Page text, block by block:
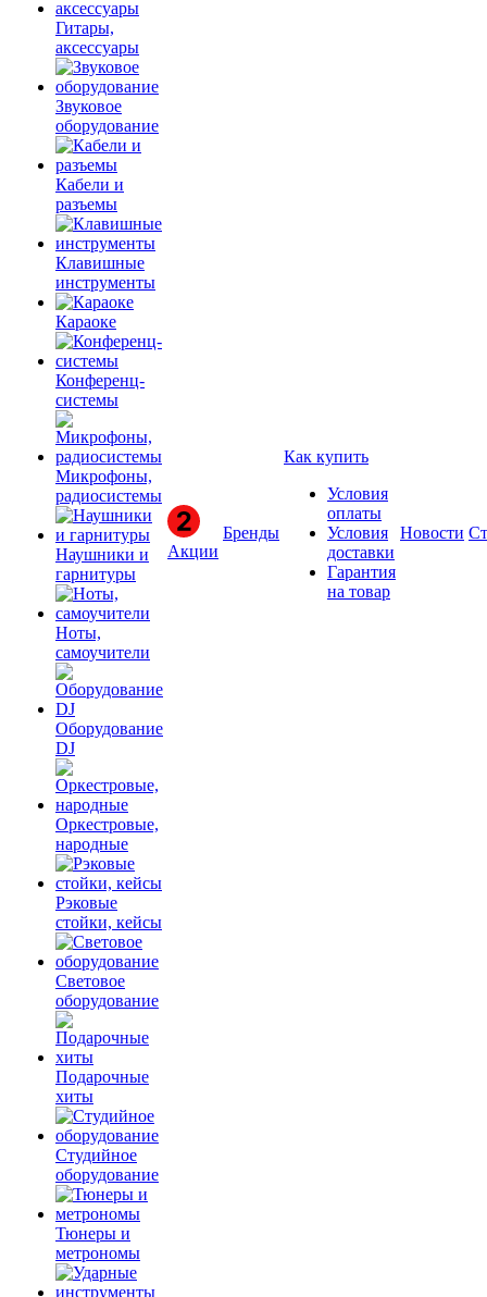
Гитары,
аксессуары
Звуковое
оборудование
Кабели и
разъемы
Клавишные
инструменты
Караоке
Конференц-
системы
Микрофоны,
радиосистемы
Наушники и
гарнитуры
Ноты,
самоучители
Оборудование
DJ
Оркестровые,
народные
Рэковые
стойки, кейсы
Световое
оборудование
Подарочные
хиты
Студийное
оборудование
Тюнеры и
метрономы
Акции
Бренды
Как купить
Условия
оплаты
Условия
доставки
Гарантия
на товар
Новости